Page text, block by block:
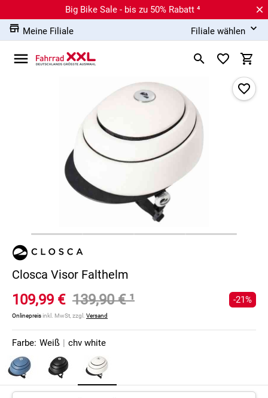
Big Bike Sale - bis zu 50% Rabatt ⁴
Meine Filiale
Filiale wählen
Closca Visor Falthelm
109,99 € 139,90 €¹
Onlinepreisinkl. MwSt, zzgl. Versand
-21%
Farbe: Weiß | chv white